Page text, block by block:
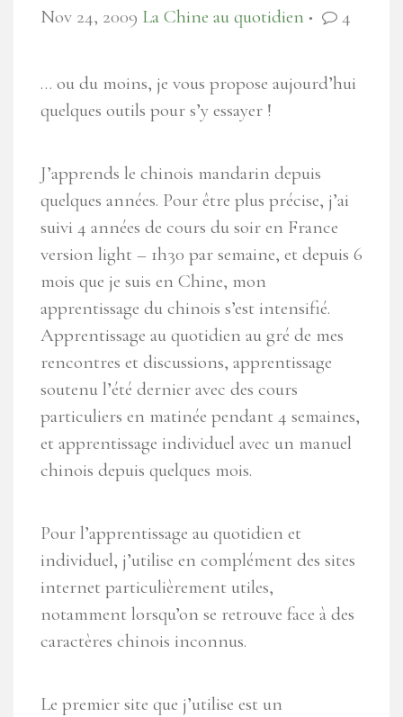
Nov 24, 2009 La Chine au quotidien ● 4
… ou du moins, je vous propose aujourd’hui
quelques outils pour s’y essayer !
J’apprends le chinois mandarin depuis
quelques années. Pour être plus précise, j’ai
suivi 4 années de cours du soir en France
version light – 1h30 par semaine, et depuis 6
mois que je suis en Chine, mon
apprentissage du chinois s’est intensifié.
Apprentissage au quotidien au gré de mes
rencontres et discussions, apprentissage
soutenu l’été dernier avec des cours
particuliers en matinée pendant 4 semaines,
et apprentissage individuel avec un manuel
chinois depuis quelques mois.
Pour l’apprentissage au quotidien et
individuel, j’utilise en complément des sites
internet particulièrement utiles,
notamment lorsqu’on se retrouve face à des
caractères chinois inconnus.
Le premier site que j’utilise est un